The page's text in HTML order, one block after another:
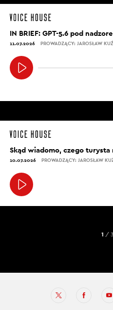
IN BRIEF: GPT-5.6 pod
11.07.2026 PROWADZĄCY: JAROSŁAW
Skąd wiadomo, czego turysta
10.07.2026 PROWADZĄCY: JAROSŁAW
1 /